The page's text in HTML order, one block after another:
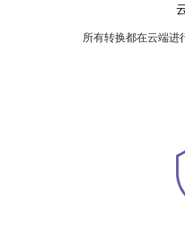
所有转换都在云端进